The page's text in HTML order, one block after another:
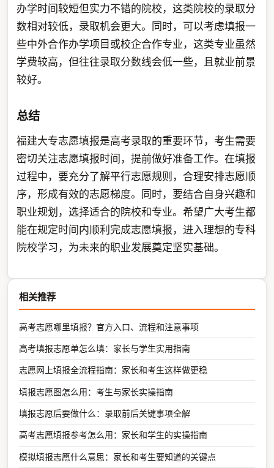
办学时间较短但实力不错的院校，这类院校的录取分
数相对较低，录取机会更大。同时，可以考虑填报一
些中外合作办学项目或校企合作专业，这类专业虽然
学费较高，但往往录取分数线会低一些，且就业前景
较好。
总结
福建大专志愿填报是高考录取的重要环节，考生需要
密切关注志愿填报时间，提前做好准备工作。在填报
过程中，要充分了解平行志愿规则，合理安排志愿顺
序，形成有效的志愿梯度。同时，要结合自身兴趣和
职业规划，选择适合的院校和专业。希望广大考生都
能在规定时间内顺利完成志愿填报，进入理想的专科
院校学习，为未来的职业发展奠定坚实基础。
相关推荐
高考志愿哪里填报？官方入口、流程和注意事项
高考填报志愿单怎么填：家长与学生实用指南
志愿网上填报全流程指南：家长和考生这样做更稳
填报志愿图怎么用：考生与家长实操指南
填报志愿后要做什么：录取前后关键事项全解
高考志愿填报参考怎么用：家长和学生的实操指南
模拟填报志愿什么意思：家长和考生要知道的关键点